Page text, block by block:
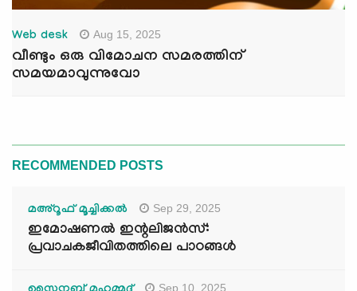
Web desk Aug 15, 2025
വീണ്ടും ഒരു വിമോചന സമരത്തിന്
സമയമാവുന്നുവോ
RECOMMENDED POSTS
മഅ്റൂഫ് മൂച്ചിക്കല്‍ Sep 29, 2025
ഇമോഷണൽ ഇന്റലിജൻസ്:
പ്രവാചകജീവിതത്തിലെ പാഠങ്ങൾ
Sep 10, 2025